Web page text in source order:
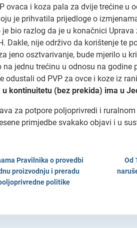
ovaca i koza pala za dvije trećine
je prihvatila prijedloge o
bio razlog da je u konačnici
Dakle, nije održivo da korištenje
jeno osztvarivanje, bude mjerilo u
jednu trećinu u odnosu na
od PVP za ovce i koze iz
kontinuitetu (bez prekida) ima u
za potpore poljoprivredi i
primjedbe svakako objavi i u
Pravilnika o provedbi
proizvodnju i preradu
politike
Od